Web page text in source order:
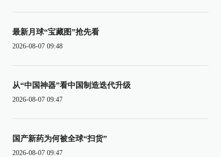
最新月球“宝藏图”抢先看
2026-08-07 09:48
从“中国神器”看中国制造迭代升级
2026-08-07 09:47
国产新药为何被全球“扫货”
2026-08-07 09:47